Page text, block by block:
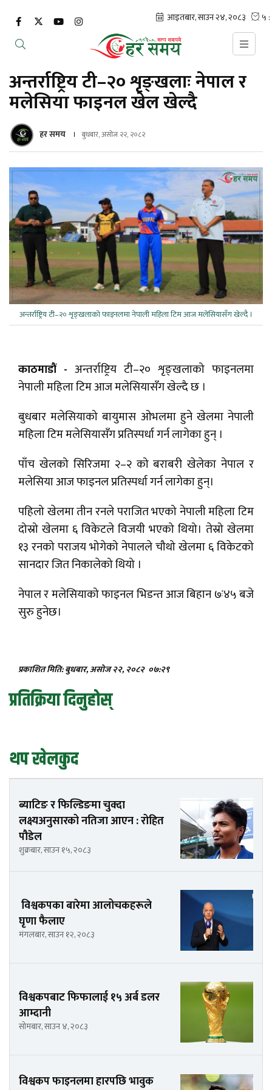
अन्तर्राष्ट्रिय टी–२० शृङ्खलाः नेपाल र
मलेसिया फाइनल खेल खेल्दै
हर समय बुधबार, असोज २२, २०८२
अन्तर्राष्ट्रिय टी–२० शृङ्खलाको फाइनलमा नेपाली महिला टिम आज मलेसियासँग खेल्दै ।
काठमाडौं - अन्तर्राष्ट्रिय टी–२० शृङ्खलाको फाइनलमा
नेपाली महिला टिम आज मलेसियासँग खेल्दै छ ।
बुधबार मलेसियाको बायुमास ओभलमा हुने खेलमा नेपाली
महिला टिम मलेसियासँग प्रतिस्पर्धा गर्न लागेका हुन् ।
पाँच खेलको सिरिजमा २–२ को बराबरी खेलेका नेपाल र
मलेसिया आज फाइनल प्रतिस्पर्धा गर्न लागेका हुन्।
पहिलो खेलमा तीन रनले पराजित भएको नेपाली महिला टिम
दोस्रो खेलमा ६ विकेटले विजयी भएको थियो। तेस्रो खेलमा
१३ रनको पराजय भोगेको नेपालले चौथो खेलमा ६ विकेटको
सानदार जित निकालेको थियो ।
नेपाल र मलेसियाको फाइनल भिडन्त आज बिहान ७ः४५ बजे
सुरु हुनेछ।
प्रकाशित मिति: बुधबार, असोज २२, २०८२ ०७:२९
प्रतिक्रिया दिनुहोस्
थप खेलकुद
ब्याटिङ र फिल्डिङमा चुक्दा
लक्ष्यअनुसारको नतिजा आएन : रोहित
पौडेल
शुक्रबार, साउन १५, २०८३
विश्वकपका बारेमा आलोचकहरूले
घृणा फैलाए
मंगलबार, साउन १२, २०८३
विश्वकपबाट फिफालाई १५ अर्ब डलर
आम्दानी
सोमबार, साउन ४, २०८३
विश्वकप फाइनलमा हारपछि भावुक